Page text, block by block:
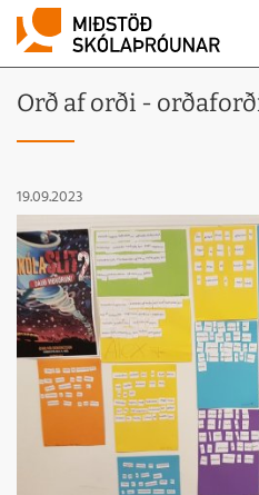
Orð af orði -
19.09.2023